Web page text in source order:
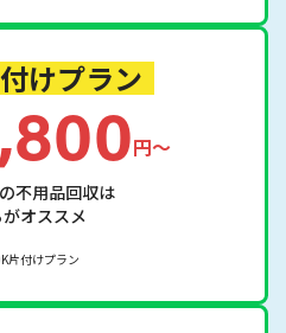
けプラン
円〜
不用品回収は
オススメ